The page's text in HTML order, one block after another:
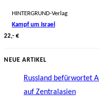
HINTERGRUND-Verlag
Kampf um Israel
22,- €
NEUE ARTIKEL
Russland befürwortet
auf Zentralasien